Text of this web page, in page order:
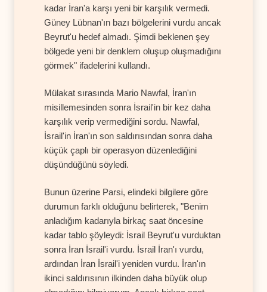
kadar İran'a karşı yeni bir karşılık vermedi.
Güney Lübnan'ın bazı bölgelerini vurdu ancak
Beyrut'u hedef almadı. Şimdi beklenen şey
bölgede yeni bir denklem oluşup oluşmadığını
görmek" ifadelerini kullandı.
Mülakat sırasında Mario Nawfal, İran'ın
misillemesinden sonra İsrail'in bir kez daha
karşılık verip vermediğini sordu. Nawfal,
İsrail'in İran'ın son saldırısından sonra daha
küçük çaplı bir operasyon düzenlediğini
düşündüğünü söyledi.
Bunun üzerine Parsi, elindeki bilgilere göre
durumun farklı olduğunu belirterek, "Benim
anladığım kadarıyla birkaç saat öncesine
kadar tablo şöyleydi: İsrail Beyrut'u vurduktan
sonra İran İsrail'i vurdu. İsrail İran'ı vurdu,
ardından İran İsrail'i yeniden vurdu. İran'ın
ikinci saldırısının ilkinden daha büyük olup